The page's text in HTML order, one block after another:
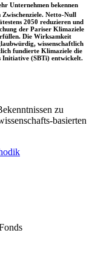
Unternehmen bekennen
Netto-Null
2050 reduzieren und
der Pariser Klimaziele
Die Wirksamkeit
wissenschaftlich
fundierte Klimaziele die
Initiative (SBTi) entwickelt.
zu
basierten